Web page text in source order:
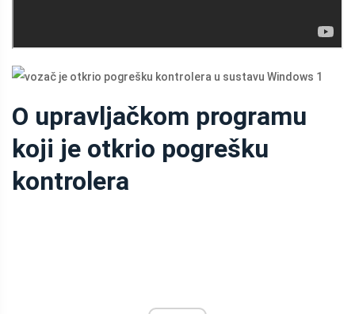
O upravljačkom programu
koji je otkrio pogrešku
kontrolera